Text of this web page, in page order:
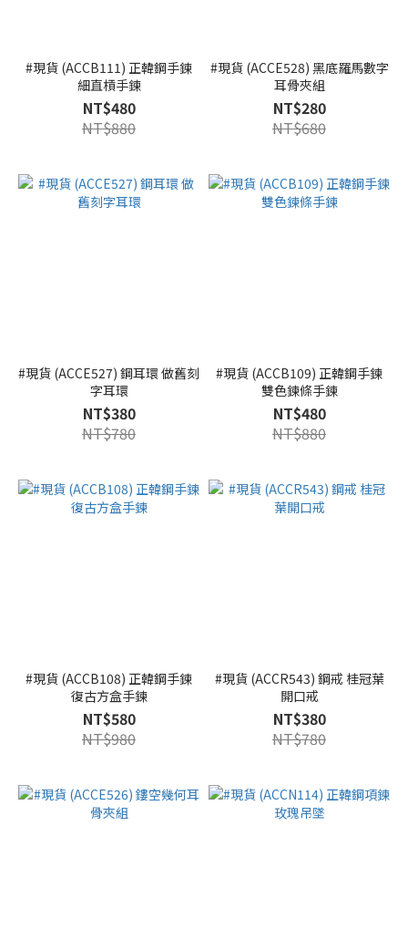
#現貨 (ACCB111) 正韓鋼手鍊
細直槓手鍊
NT$480
NT$880
#現貨 (ACCE528) 黑底羅馬數字
耳骨夾組
NT$280
NT$680
#現貨 (ACCE527) 鋼耳環 做舊刻
字耳環
NT$380
NT$780
#現貨 (ACCB109) 正韓鋼手鍊
雙色鍊條手鍊
NT$480
NT$880
#現貨 (ACCB108) 正韓鋼手鍊
復古方盒手鍊
NT$580
NT$980
#現貨 (ACCR543) 鋼戒 桂冠葉
開口戒
NT$380
NT$780